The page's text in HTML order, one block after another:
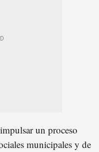
un proceso
municipales y de